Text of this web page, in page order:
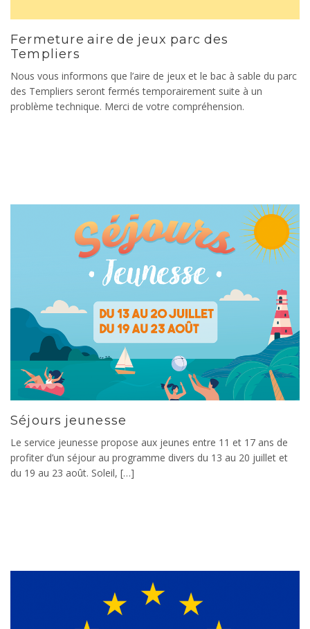
Fermeture aire de jeux parc des
Templiers
Nous vous informons que l’aire de jeux et le bac à sable du parc
des Templiers seront fermés temporairement suite à un
problème technique. Merci de votre compréhension.
Séjours jeunesse
Le service jeunesse propose aux jeunes entre 11 et 17 ans de
profiter d’un séjour au programme divers du 13 au 20 juillet et
du 19 au 23 août. Soleil, […]